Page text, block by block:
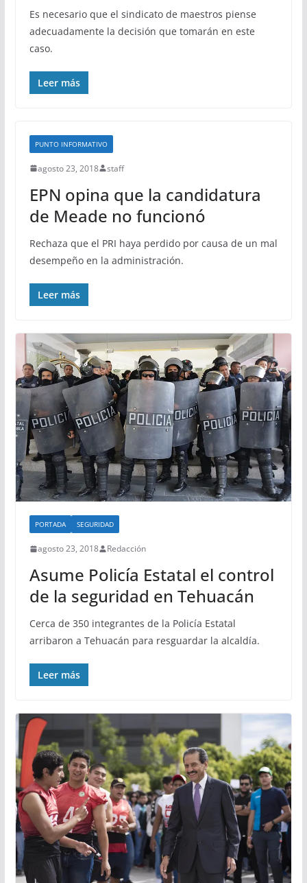
Es necesario que el sindicato de maestros piense
adecuadamente la decisión que tomarán en este
caso.
Leer más
PUNTO INFORMATIVO
agosto 23, 2018 staff
EPN opina que la candidatura
de Meade no funcionó
Rechaza que el PRI haya perdido por causa de un mal
desempeño en la administración.
Leer más
PORTADA SEGURIDAD
agosto 23, 2018 Redacción
Asume Policía Estatal el control
de la seguridad en Tehuacán
Cerca de 350 integrantes de la Policía Estatal
arribaron a Tehuacán para resguardar la alcaldía.
Leer más